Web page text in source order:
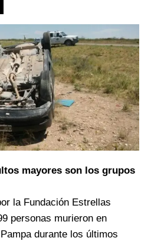
mayores son los grupos
la Fundación Estrellas
personas murieron en
durante los últimos